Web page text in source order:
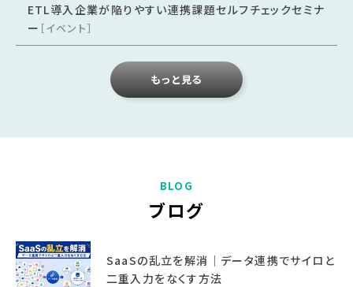
もっと見る
ETL導入企業が陥りやすい連携課題セルフチェックセミナ
ー ［イベント］
ブログ
SaaSの乱立を解消｜データ連携でサイロと
二重入力をなくす方法